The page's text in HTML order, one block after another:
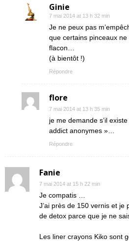
Ginie
7 mai 2014 at 13 h 32 min
Je ne peux pas
que certains pinceaux
flacon…
(à bientôt !)
Répondre
flore
7 mai 2014 at 13 h 35 min
je me demande s’il
addict anonymes »…
Répondre
Fanie
7 mai 2014 at 15 h 22 min
Je compatis …
J’ai près de 150 vernis et je
de detox parce que je ne
Les liner crayons Kiko sont